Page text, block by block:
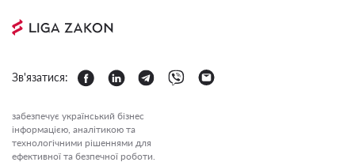
Зв'язатися:
забезпечує український бізнес
інформацією, аналітикою та
технологічними рішеннями для
ефективної та безпечної роботи.